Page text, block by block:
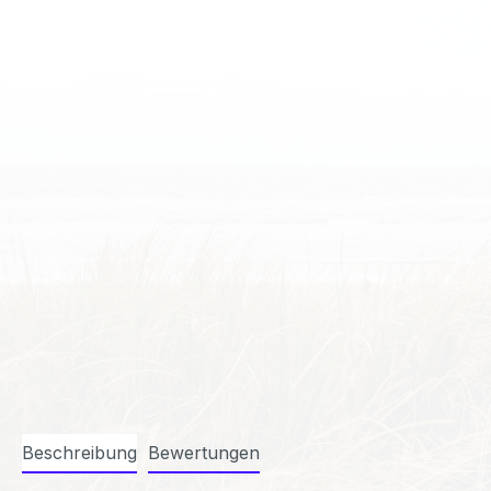
Beschreibung Bewertungen